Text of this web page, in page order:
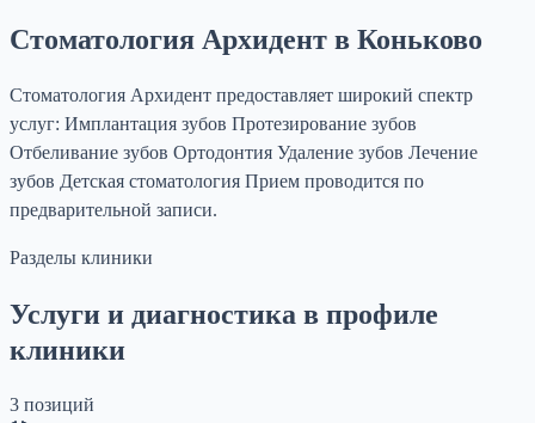
Стоматология Архидент в Коньково
Стоматология Архидент предоставляет широкий спектр
услуг: Имплантация зубов Протезирование зубов
Отбеливание зубов Ортодонтия Удаление зубов Лечение
зубов Детская стоматология Прием проводится по
предварительной записи.
Разделы клиники
Услуги и диагностика в профиле
клиники
3 позиций